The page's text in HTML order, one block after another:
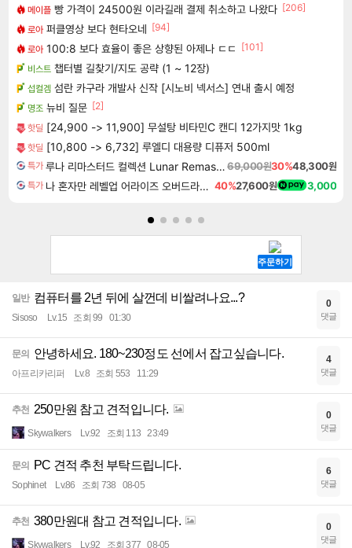
메이플 빵 가격이 24500원 이라길래 결제 취소하고 나왔다 [206]
로아 퍼클영상 보다 현타오네 [94]
로아 100:8 보다 효율이 좋은 상향된 아제나 ㄷㄷ
[101]
비스트 챕터별 길찾기/지도 공략 (1 ~ 12장)
섭컬겜 섬란 카구라 개발사 신작 [시노비 넥서스] 연내 출시 예정
명조 뉴비 질문 [2]
핫딜 [24,900 -> 11,900] 무설탕 비타민C 캔디 12가지맛 1kg
핫딜 [10,800 -> 6,732] 루엘디 대용량 디퓨저 500ml
특가 루나 리마스터드 컬렉션 Lunar Remastered Collection69,000원30%48,300원
특가 나 혼자만 레벨업 어라이즈 오버드라이브 Solo Leveling Arise 40%27,600원 3,000
일반 컴퓨터를 2년 뒤에 살껀데 비쌀려나요...?
Sisoso Lv.15 조회 99 01:30
0
댓글
문의 안녕하세요. 180~230정도 선에서 잡고싶습니다.
아프리카리퍼 Lv.8 조회 553 11:29
4
댓글
추천 250만원 참고 견적입니다.
Skywalkers Lv.92 조회 113 23:49
0
댓글
문의 PC 견적 추천 부탁드립니다.
Sophinet Lv.86 조회 738 08-05
6
댓글
추천 380만원대 참고 견적입니다.
Skywalkers Lv.92 조회 377 08-05
0
댓글